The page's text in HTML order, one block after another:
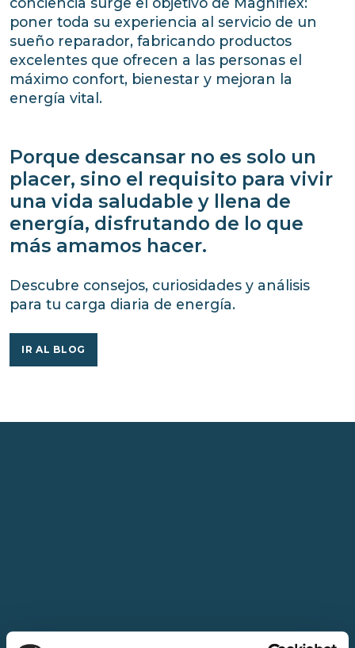
poner toda su experiencia al servicio de un
sueño reparador, fabricando productos
excelentes que ofrecen a las personas el
máximo confort, bienestar y mejoran la
energía vital.
Porque descansar no es solo un
placer, sino el requisito para vivir
una vida saludable y llena de
energía, disfrutando de lo que
más amamos hacer.
Descubre consejos, curiosidades y análisis
para tu carga diaria de energía.
IR AL BLOG